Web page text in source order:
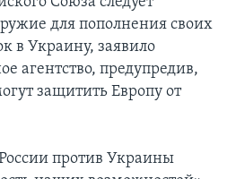
для пополнения своих
в Украину, заявило
агентство, предупредив,
защитить Европу от
против Украины